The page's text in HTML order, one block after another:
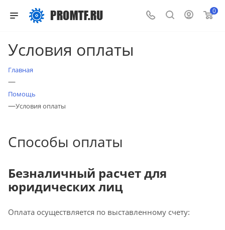
0
Условия оплаты
Главная
—
Помощь
—Условия оплаты
Способы оплаты
Безналичный расчет для
юридических лиц
Оплата осуществляется по выставленному счету: